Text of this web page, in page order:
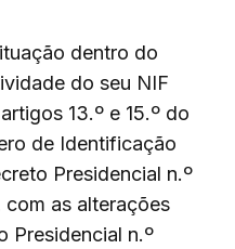
dentro do
do seu NIF
13.º e 15.º do
de Identificação
Presidencial n.º
as alterações
Presidencial n.º